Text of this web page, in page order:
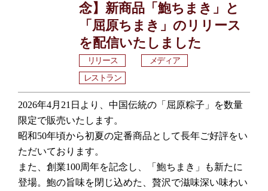
念】新商品「鮑ちまき」と
「屈原ちまき」のリリース
を配信いたしました
リリース
メディア
レストラン
2026年4月21日より、中国伝統の「屈原粽子」を数量
限定で販売いたします。
昭和50年頃から初夏の定番商品として長年ご好評をい
ただいております。
また、創業100周年を記念し、「鮑ちまき」も新たに
登場。鮑の旨味を閉じ込めた、贅沢で滋味深い味わい